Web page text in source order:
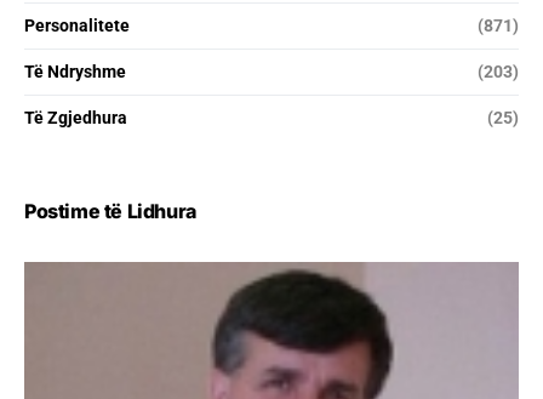
Personalitete (871)
Të Ndryshme (203)
Të Zgjedhura (25)
Postime të Lidhura